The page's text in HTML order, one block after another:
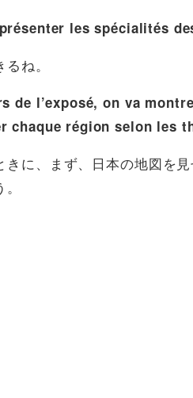
les spécialités
ね。
de l’exposé, on va
chaque région selon les
きに、まず、日本の地図を